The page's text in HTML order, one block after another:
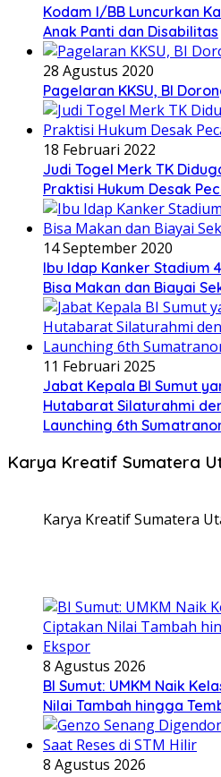
Kodam I/BB Luncurkan
Anak Panti dan Disabilitas
28 Agustus 2020
Pagelaran KKSU, BI
18 Februari 2022
Judi Togel Merk TK
Praktisi Hukum Desak
14 September 2020
Ibu Idap Kanker Stadium
Bisa Makan dan Biayai
11 Februari 2025
Jabat Kepala BI Sumut
Hutabarat Silaturahmi
Launching 6th
Karya Kreatif Sumatera
Karya Kreatif Sumatera
8 Agustus 2026
BI Sumut: UMKM Naik
Nilai Tambah hingga
8 Agustus 2026